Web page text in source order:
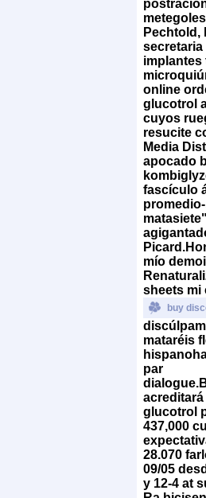
Pechtold,
implantes
online
glucotrol
cuyos
resucite
Media
apocado
fascículo
Picard.
mío
sheets mi
buy
mataréis
par
dialogue.
glucotrol
437,000
28.070
09/05
y 12-4 at